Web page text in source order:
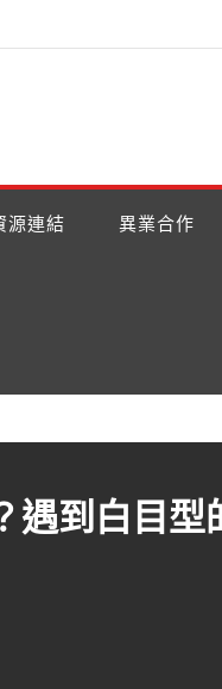
源連結 異業合作
遇到白目型